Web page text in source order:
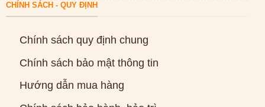
CHÍNH SÁCH - QUY ĐỊNH
Chính sách quy định chung
Chính sách bảo mật thông tin
Hướng dẫn mua hàng